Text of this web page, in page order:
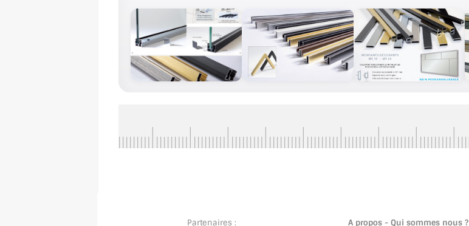
Partenaires : A propos - Qui sommes nous ?